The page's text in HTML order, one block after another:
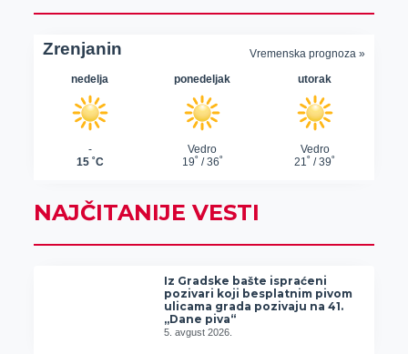
NAJČITANIJE VESTI
Iz Gradske bašte ispraćeni
pozivari koji besplatnim pivom
ulicama grada pozivaju na 41.
„Dane piva“
5. avgust 2026.